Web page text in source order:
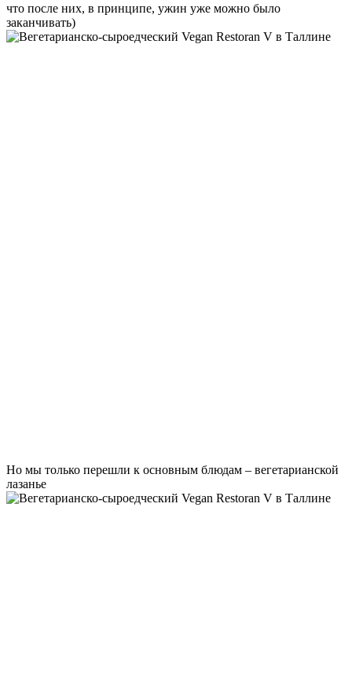
что после них, в принципе, ужин уже можно было
заканчивать)
Но мы только перешли к основным блюдам – вегетарианской
лазанье